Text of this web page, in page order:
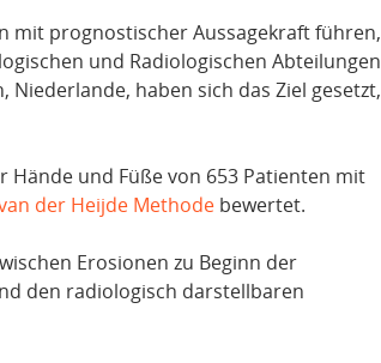
mit prognostischer Aussagekraft führen,
und Radiologischen Abteilungen
Niederlande, haben sich das Ziel gesetzt,
Hände und Füße von 653 Patienten mit
der Heijde Methode bewertet.
Erosionen zu Beginn der
den radiologisch darstellbaren